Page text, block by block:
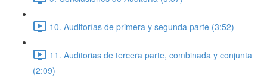
10. Auditorías de primera y segunda parte (3:52)
11. Auditorias de tercera parte, combinada y conjunta
(2:09)